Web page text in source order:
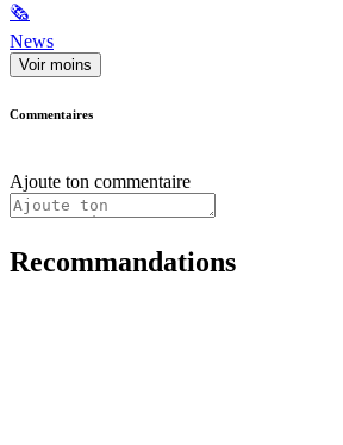
🗞
News
Voir moins
Commentaires
Ajoute ton commentaire
Recommandations